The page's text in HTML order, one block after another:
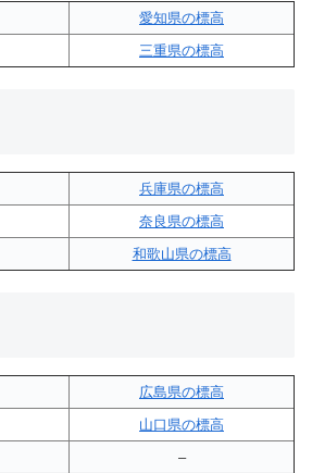
愛知県の標高
三重県の標高
兵庫県の標高
奈良県の標高
和歌山県の標高
広島県の標高
山口県の標高
–